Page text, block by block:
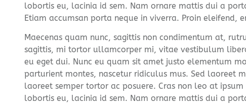
lobortis eu, lacinia id sem. Nam ornare mattis dui a
Etiam accumsan porta neque in viverra. Proin eleifend,
Maecenas quam nunc, sagittis non condimentum at,
sagittis, mi tortor ullamcorper mi, vitae vestibulum
eu eget dui. Nunc eu quam sit amet justo elementum
parturient montes, nascetur ridiculus mus. Sed laoreet
laoreet semper tortor ac posuere. Cras non leo at
lobortis eu, lacinia id sem. Nam ornare mattis dui a